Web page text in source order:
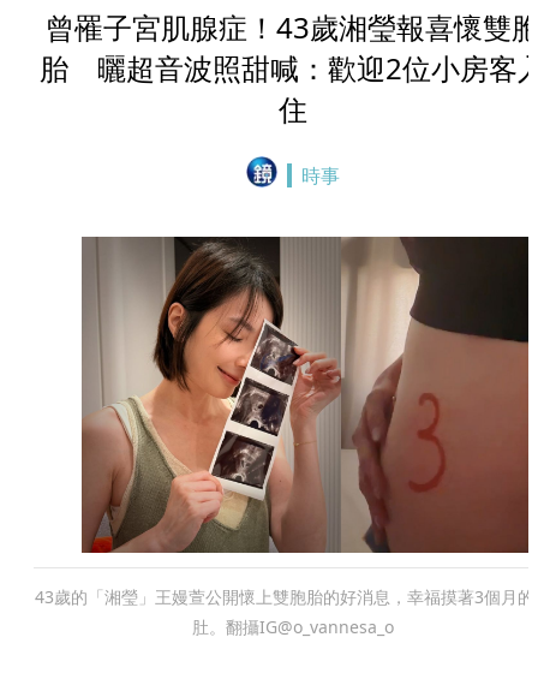
曾罹子宮肌腺症！43歲湘瑩報喜懷雙
胎 曬超音波照甜喊：歡迎2位小房客
住
時事
43歲的「湘瑩」王嫚萱公開懷上雙胞胎的好消息，幸福摸著3個月
肚。翻攝IG@o_vannesa_o